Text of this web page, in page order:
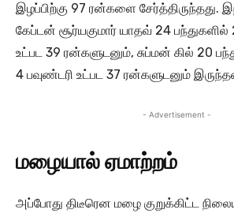
இழப்பிற்கு 97 ரன்களை சேர்த்திருந்தது.
கேப்டன் சூர்யகுமார் யாதவ் 24 பந்துகளில்
உட்பட 39 ரன்களுடனும், சுப்மன் கில் 20
4 பவுண்டரி உட்பட 37 ரன்களுடனும்
- Advertisement -
மழையால் ஏமாற்றம்
அப்போது திடீரென மழை குறுக்கிட்ட